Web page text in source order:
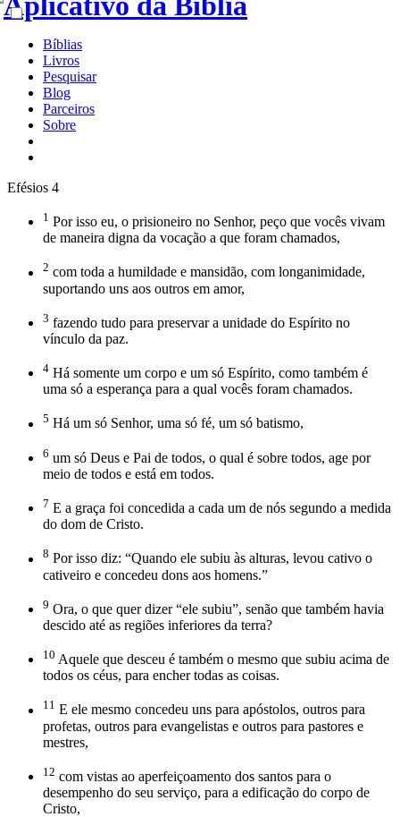
Bíblias
Livros
Pesquisar
Blog
Parceiros
Sobre
Efésios 4
1 Por isso eu, o prisioneiro no Senhor, peço que vocês vivam
de maneira digna da vocação a que foram chamados,
2 com toda a humildade e mansidão, com longanimidade,
suportando uns aos outros em amor,
3 fazendo tudo para preservar a unidade do Espírito no
vínculo da paz.
4 Há somente um corpo e um só Espírito, como também é
uma só a esperança para a qual vocês foram chamados.
5 Há um só Senhor, uma só fé, um só batismo,
6 um só Deus e Pai de todos, o qual é sobre todos, age por
meio de todos e está em todos.
7 E a graça foi concedida a cada um de nós segundo a medida
do dom de Cristo.
8 Por isso diz: “Quando ele subiu às alturas, levou cativo o
cativeiro e concedeu dons aos homens.”
9 Ora, o que quer dizer “ele subiu”, senão que também havia
descido até as regiões inferiores da terra?
10 Aquele que desceu é também o mesmo que subiu acima de
todos os céus, para encher todas as coisas.
11 E ele mesmo concedeu uns para apóstolos, outros para
profetas, outros para evangelistas e outros para pastores e
mestres,
12 com vistas ao aperfeiçoamento dos santos para o
desempenho do seu serviço, para a edificação do corpo de
Cristo,